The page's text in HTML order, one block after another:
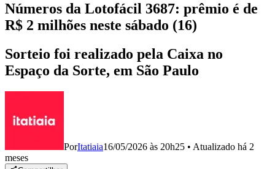
Números da Lotofácil 3687: prêmio é de
R$ 2 milhões neste sábado (16)
Sorteio foi realizado pela Caixa no
Espaço da Sorte, em São Paulo
PorItatiaia16/05/2026 às 20h25 • Atualizado há 2
meses